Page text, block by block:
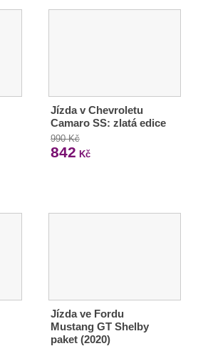
Jízda v Chevroletu
Camaro SS: zlatá edice
990 Kč
842 Kč
Jízda ve Fordu
Mustang GT Shelby
paket (2020)